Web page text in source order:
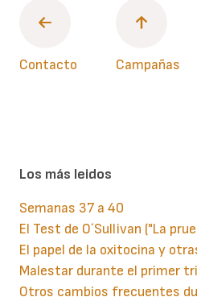
Contacto Campañas
Los más leidos
Semanas 37 a 40
El Test de O´Sullivan ("La
El papel de la oxitocina y
Malestar durante el primer
Otros cambios frecuentes